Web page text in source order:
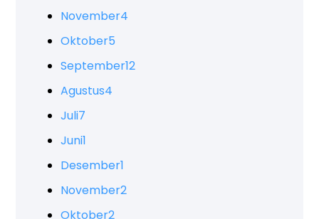
November4
Oktober5
September12
Agustus4
Juli7
Juni1
Desember1
November2
Oktober2